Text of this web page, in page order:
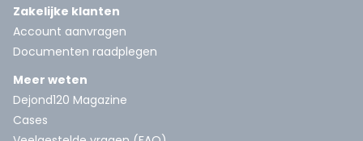
Zakelijke klanten
Account aanvragen
Documenten raadplegen
Meer weten
Dejond120 Magazine
Cases